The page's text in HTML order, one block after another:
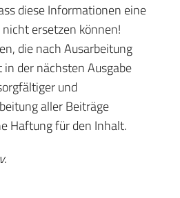
diese Informationen eine
ersetzen können!
die nach Ausarbeitung
der nächsten Ausgabe
und
aller Beiträge
Haftung für den Inhalt.